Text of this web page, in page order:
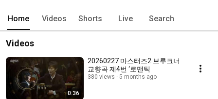
Home Videos Shorts Live Search
Videos
0:36
20260227 마스터즈2 브루크너
교향곡 제4번 ‘로맨틱
380 views 5 months ago